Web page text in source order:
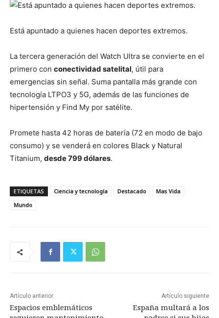
Está apuntado a quienes hacen deportes extremos.
La tercera generación del Watch Ultra se convierte en el
primero con conectividad satelital, útil para
emergencias sin señal. Suma pantalla más grande con
tecnología LTPO3 y 5G, además de las funciones de
hipertensión y Find My por satélite.
Promete hasta 42 horas de batería (72 en modo de bajo
consumo) y se venderá en colores Black y Natural
Titanium, desde 799 dólares.
ETIQUETAS Ciencia y tecnología Destacado
Mas Vida
Mundo
Artículo anterior
Espacios emblemáticos
Artículo siguiente
España multará a los